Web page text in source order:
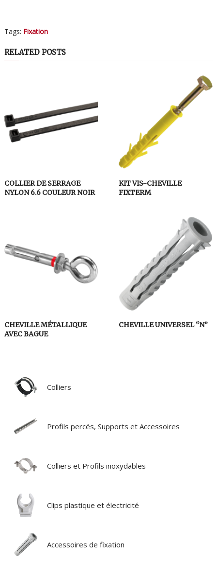
Tags: Fixation
RELATED POSTS
COLLIER DE SERRAGE
NYLON 6.6 COULEUR NOIR
KIT VIS-CHEVILLE
FIXTERM
CHEVILLE MÉTALLIQUE
AVEC BAGUE
CHEVILLE UNIVERSEL “N”
Colliers
Profils percés, Supports et Accessoires
Colliers et Profils inoxydables
Clips plastique et électricité
Accessoires de fixation